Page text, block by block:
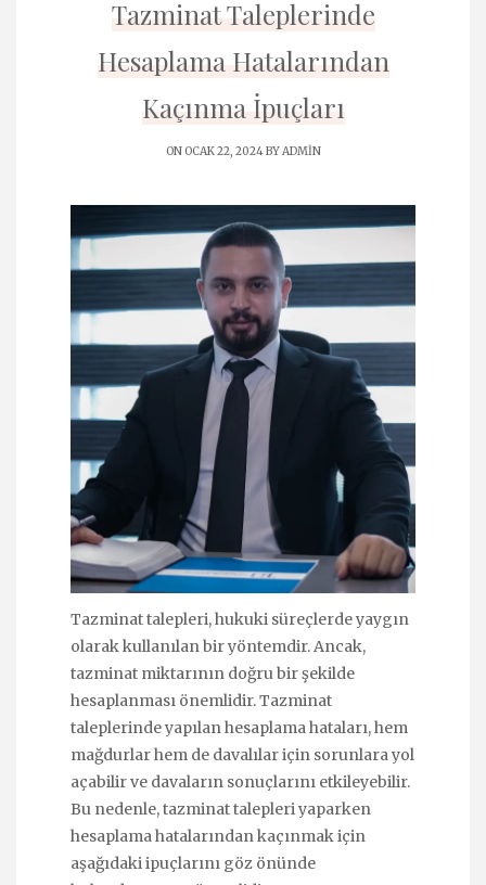
Tazminat Taleplerinde
Hesaplama Hatalarından
Kaçınma İpuçları
ON OCAK 22, 2024 BYADMIN
Tazminat talepleri, hukuki süreçlerde yaygın
olarak kullanılan bir yöntemdir. Ancak,
tazminat miktarının doğru bir şekilde
hesaplanması önemlidir. Tazminat
taleplerinde yapılan hesaplama hataları, hem
mağdurlar hem de davalılar için sorunlara yol
açabilir ve davaların sonuçlarını etkileyebilir.
Bu nedenle, tazminat talepleri yaparken
hesaplama hatalarından kaçınmak için
aşağıdaki ipuçlarını göz önünde